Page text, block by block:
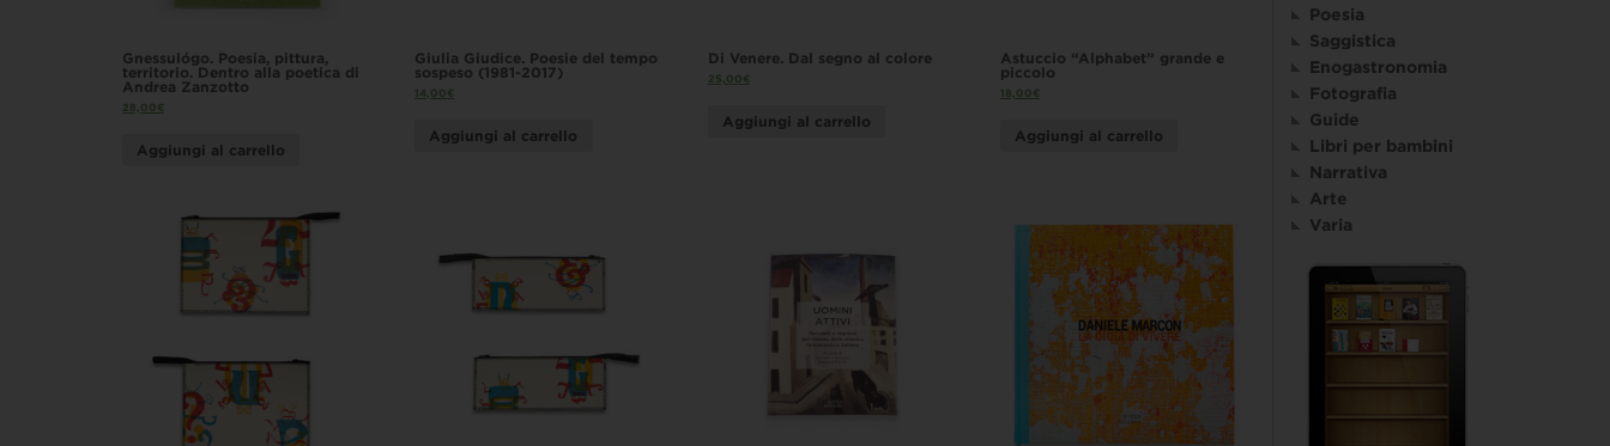
Gnessulógo. Poesia, pittura,
territorio. Dentro alla poetica di
Andrea Zanzotto
28,00€
Aggiungi al carrello
Giulia Giudice. Poesie del tempo
sospeso (1981-2017)
14,00€
Aggiungi al carrello
Di Venere. Dal segno al colore
25,00€
Aggiungi al carrello
Astuccio “Alphabet” grande e
piccolo
18,00€
Aggiungi al carrello
Poesia
Saggistica
Enogastronomia
Fotografia
Guide
Libri per bambini
Narrativa
Arte
Varia